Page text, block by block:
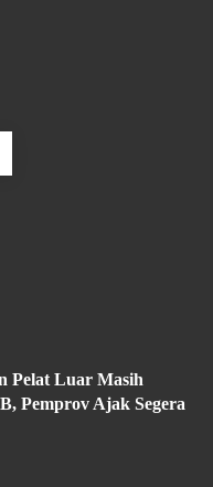
Pelat Luar Masih
Pemprov Ajak Segera